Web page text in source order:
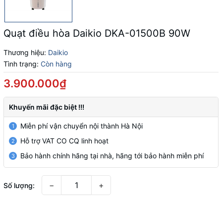
Quạt điều hòa Daikio DKA-01500B 90W
Thương hiệu: Daikio
Tình trạng: Còn hàng
3.900.000₫
Khuyến mãi đặc biệt !!!
1 Miễn phí vận chuyển nội thành Hà Nội
2 Hỗ trợ VAT CO CQ linh hoạt
3 Bảo hành chính hãng tại nhà, hãng tới bảo hành miễn phí
Số lượng: − +